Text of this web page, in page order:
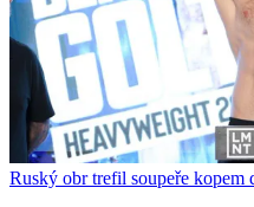
Ruský obr trefil soupeře kopem